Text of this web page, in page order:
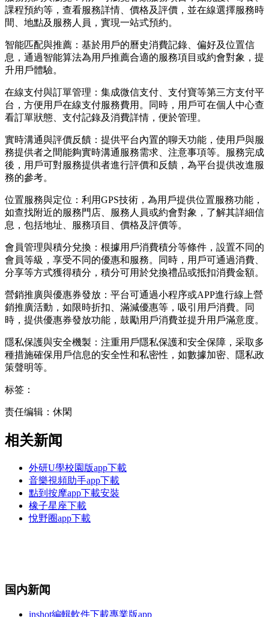
課程預約等，查看服務詳情、價格及評價，並在線選擇服務時
間、地點及服務人員，實現一站式預約。
智能匹配與推薦：基於用戶的曆史消費記錄、偏好及位置信
息，通過智能算法為用戶推薦合適的服務項目或約會對象，提
升用戶體驗。
在線支付與訂單管理：集成微信支付、支付寶等第三方支付平
台，方便用戶在線支付服務費用。同時，用戶可在個人中心查
看訂單狀態、支付記錄及消費詳情，便於管理。
實時溝通與評價反饋：提供平台內置的聊天功能，使用戶與服
務提供者之間能夠實時溝通服務需求、注意事項等。服務完成
後，用戶可對服務提供者進行評價和反饋，為平台提供改進服
務的參考。
位置服務與定位：利用GPS技術，為用戶提供位置服務功能，
如查找附近的服務門店、服務人員或約會對象，了解其詳細信
息，包括地址、服務項目、價格及評價等。
會員管理與積分兌換：根據用戶消費積分等條件，設置不同的
會員等級，享受不同的優惠和服務。同時，用戶可通過消費、
分享等方式獲得積分，積分可用於兌換禮品或抵扣消費金額。
營銷推廣與優惠券發放：平台可通過小程序或APP進行線上營
銷推廣活動，如限時折扣、滿減優惠等，吸引用戶消費。同
時，提供優惠券發放功能，鼓勵用戶消費並提升用戶滿意度。
隱私保護與安全機製：注重用戶隱私保護和安全保障，采取多
種措施確保用戶信息的安全性和私密性，如數據加密、隱私政
策聲明等。
标签：
责任编辑：休閑
相关新闻
外研U學校園版app下載
音樂視頻助手app下載
點到按摩app下載安裝
橡子星座下載
悅野圈app下載
国内新闻
inshot編輯軟件下載專業版app